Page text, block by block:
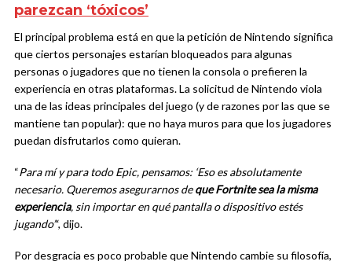
parezcan ‘tóxicos’
El principal problema está en que la petición de Nintendo significa
que ciertos personajes estarían bloqueados para algunas
personas o jugadores que no tienen la consola o prefieren la
experiencia en otras plataformas. La solicitud de Nintendo viola
una de las ideas principales del juego (y de razones por las que se
mantiene tan popular): que no haya muros para que los jugadores
puedan disfrutarlos como quieran.
“Para mí y para todo Epic, pensamos: ‘Eso es absolutamente
necesario. Queremos asegurarnos deque Fortnite sea la misma
experiencia, sin importar en qué pantalla o dispositivo estés
jugando’“, dijo.
Por desgracia es poco probable que Nintendo cambie su filosofía,